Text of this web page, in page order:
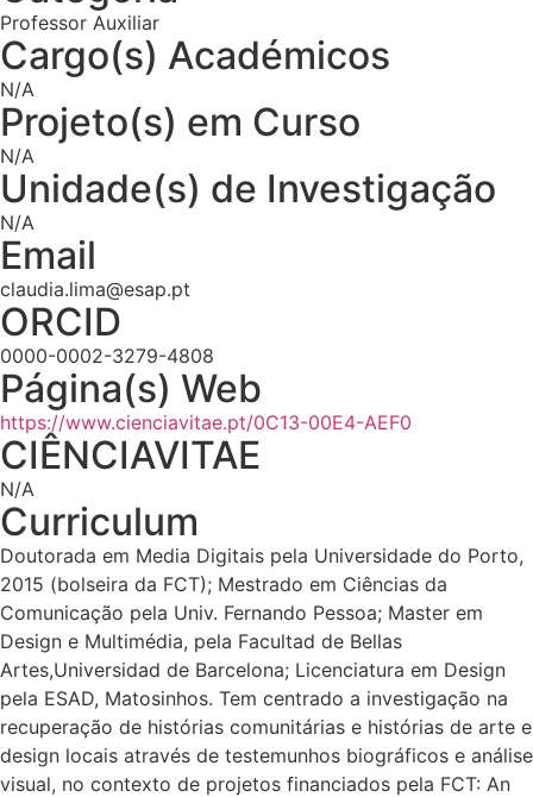
Professor Auxiliar
Cargo(s) Académicos
N/A
Projeto(s) em Curso
N/A
Unidade(s) de Investigação
N/A
Email
claudia.lima@esap.pt
ORCID
0000-0002-3279-4808
Página(s) Web
https://www.cienciavitae.pt/0C13-00E4-AEF0
CIÊNCIAVITAE
N/A
Curriculum
Doutorada em Media Digitais pela Universidade do Porto,
2015 (bolseira da FCT); Mestrado em Ciências da
Comunicação pela Univ. Fernando Pessoa; Master em
Design e Multimédia, pela Facultad de Bellas
Artes,Universidad de Barcelona; Licenciatura em Design
pela ESAD, Matosinhos. Tem centrado a investigação na
recuperação de histórias comunitárias e histórias de arte e
design locais através de testemunhos biográficos e análise
visual, no contexto de projetos financiados pela FCT: An